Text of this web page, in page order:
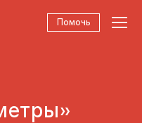
Помочь